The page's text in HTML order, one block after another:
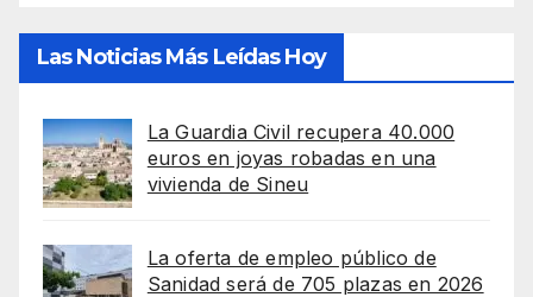
Las Noticias Más Leídas Hoy
La Guardia Civil recupera 40.000
euros en joyas robadas en una
vivienda de Sineu
La oferta de empleo público de
Sanidad será de 705 plazas en 2026